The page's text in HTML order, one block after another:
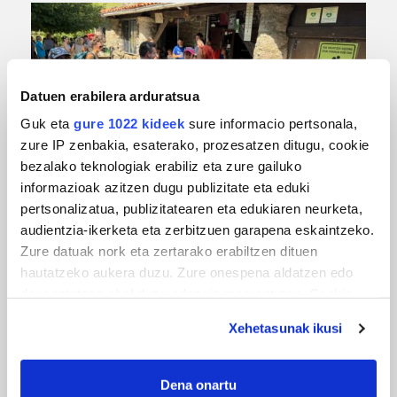
Datuen erabilera arduratsua
Guk eta gure 1022 kideek sure informacio pertsonala,
zure IP zenbakia, esaterako, prozesatzen ditugu, cookie
bezalako teknologiak erabiliz eta zure gailuko
informazioak azitzen dugu publizitate eta eduki
pertsonalizatua, publizitatearen eta edukiaren neurketa,
audientzia-ikerketa eta zerbitzuen garapena eskaintzeko.
Zure datuak nork eta zertarako erabiltzen dituen
hautatzeko aukera duzu. Zure onespena aldatzen edo
If you allow, we would also like to:
Collect information about your geographical
Xehetasunak ikusi
Dena onartu
URBIAKO FESTA
Urbiako zelaiak erromeria leku